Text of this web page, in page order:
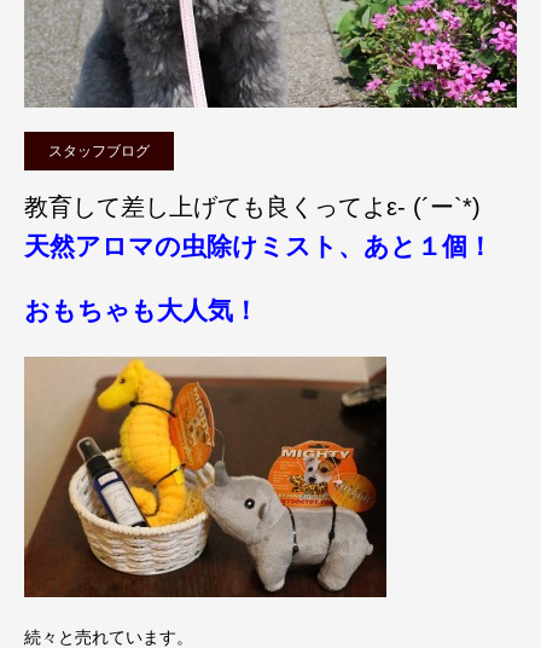
スタッフブログ
教育して差し上げても良くってよε- (´ー`*)
天然アロマの虫除けミスト、あと１個！
おもちゃも大人気！
続々と売れています。